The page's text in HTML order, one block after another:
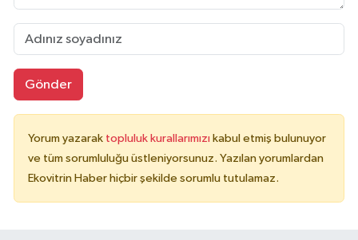
Gönder
Yorum yazarak topluluk kurallarımızı kabul etmiş bulunuyor
ve tüm sorumluluğu üstleniyorsunuz. Yazılan yorumlardan
Ekovitrin Haber hiçbir şekilde sorumlu tutulamaz.